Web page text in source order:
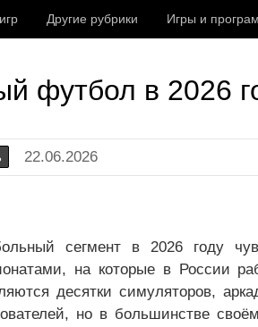
Другие рубрики Игры и
футбол в 2026
22.06.2026
сегмент в 2026 году
на которые в России
десятки симуляторов,
но в большинстве